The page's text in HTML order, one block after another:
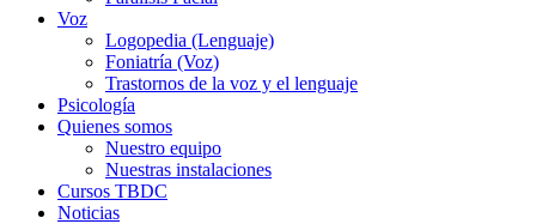
Voz
Logopedia (Lenguaje)
Foniatría (Voz)
Trastornos de la voz y el lenguaje
Psicología
Quienes somos
Nuestro equipo
Nuestras instalaciones
Cursos TBDC
Noticias